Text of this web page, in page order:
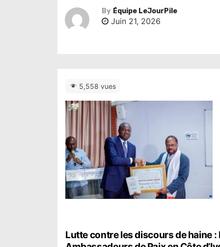
By Équipe LeJourPile
Juin 21, 2026
5,558 vues
N
Lutte contre les discours de haine